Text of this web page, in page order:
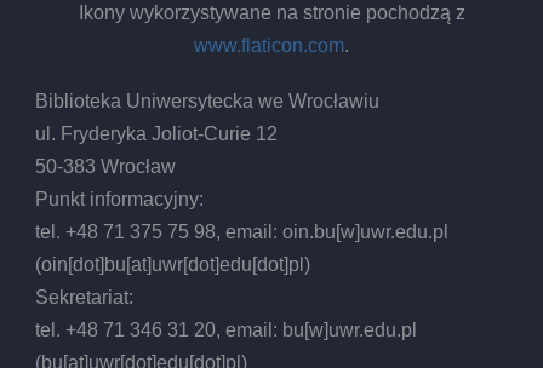
Ikony wykorzystywane na stronie pochodzą z
www.flaticon.com.
Biblioteka Uniwersytecka we Wrocławiu
ul. Fryderyka Joliot-Curie 12
50-383 Wrocław
Punkt informacyjny:
tel. +48 71 375 75 98, email:oin.bu[w]uwr.edu.pl
(oin[dot]bu[at]uwr[dot]edu[dot]pl)
Sekretariat:
tel. +48 71 346 31 20, email: bu[w]uwr.edu.pl
(bu[at]uwr[dot]edu[dot]pl)